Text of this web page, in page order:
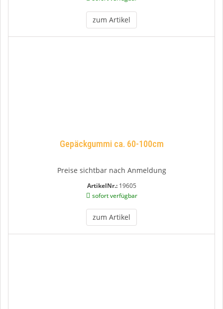
zum Artikel
Gepäckgummi ca. 60-100cm
Preise sichtbar nach Anmeldung
ArtikelNr.: 19605
sofort verfügbar
zum Artikel